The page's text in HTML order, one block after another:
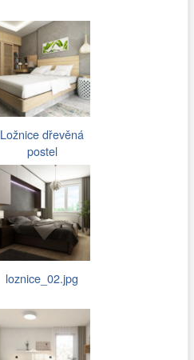
Ložnice dřevěná
postel
loznice_02.jpg